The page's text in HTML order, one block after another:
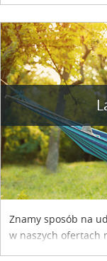
Znamy sposób na
w naszych ofertach